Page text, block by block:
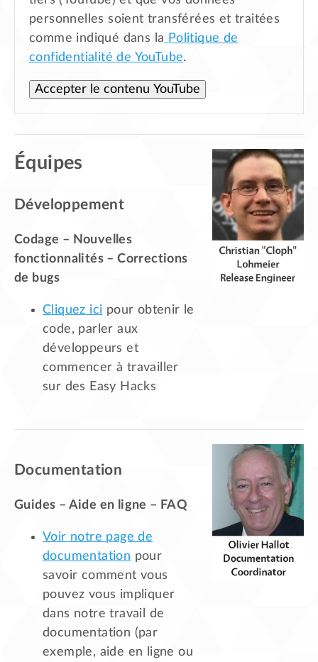
personnelles soient transférées et traitées
comme indiqué dans la Politique de
confidentialité de YouTube.
Accepter le contenu YouTube
Équipes
Développement
Codage – Nouvelles
fonctionnalités – Corrections
de bugs
Cliquez ici pour obtenir le
code, parler aux
développeurs et
commencer à travailler
sur des Easy Hacks
Documentation
Guides – Aide en ligne – FAQ
Voir notre page de
documentation pour
savoir comment vous
pouvez vous impliquer
dans notre travail de
documentation (par
exemple, aide en ligne ou